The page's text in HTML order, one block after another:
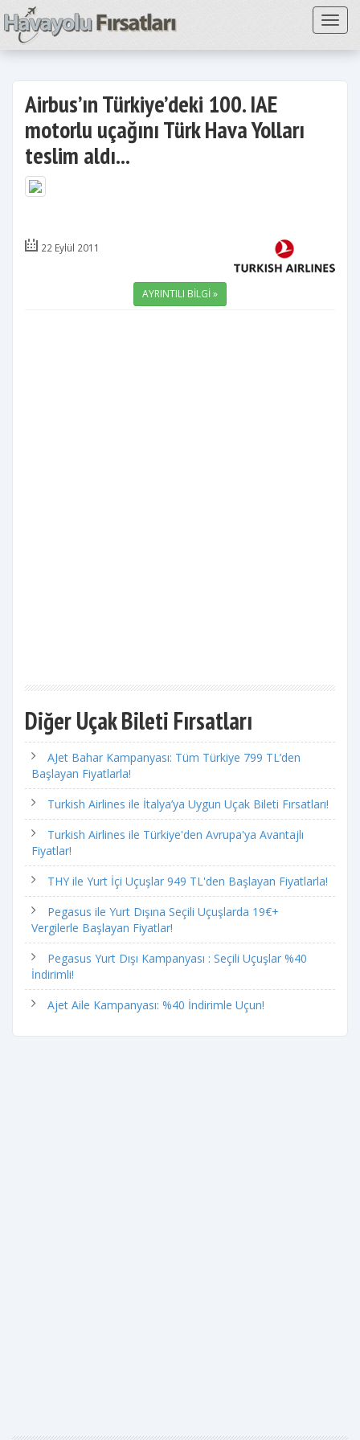
Airbus’ın Türkiye’deki 100. IAE
motorlu uçağını Türk Hava Yolları
teslim aldı...
22 Eylül 2011
AYRINTILI BİLGİ »
Diğer Uçak Bileti Fırsatları
AJet Bahar Kampanyası: Tüm Türkiye 799 TL’den
Başlayan Fiyatlarla!
Turkish Airlines ile İtalya’ya Uygun Uçak Bileti Fırsatları!
Turkish Airlines ile Türkiye'den Avrupa'ya Avantajlı
Fiyatlar!
THY ile Yurt İçi Uçuşlar 949 TL'den Başlayan Fiyatlarla!
Pegasus ile Yurt Dışına Seçili Uçuşlarda 19€+
Vergilerle Başlayan Fiyatlar!
Pegasus Yurt Dışı Kampanyası : Seçili Uçuşlar %40
İndirimli!
Ajet Aile Kampanyası: %40 İndirimle Uçun!